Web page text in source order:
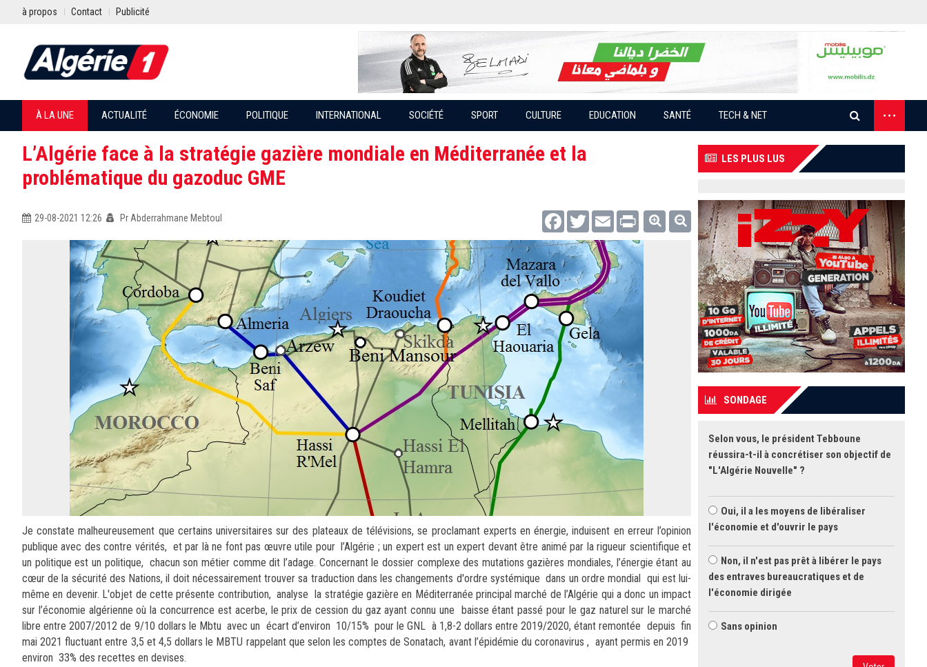
à propos Contact Publicité
À LA UNE ACTUALITÉ ÉCONOMIE POLITIQUE INTERNATIONAL SOCIÉTÉ SPORT CULTURE EDUCATION SANTÉ TECH & NET
...
L’Algérie face à la stratégie gazière mondiale en Méditerranée et la
problématique du gazoduc GME
29-08-2021 12:26 Pr Abderrahmane Mebtoul FacebookTwitter Email Print
Je constate malheureusement que certains universitaires sur des plateaux de télévisions, se proclamant experts en énergie, induisent en erreur l’opinion
publique avec des contre vérités, et par là ne font pas œuvre utile pour l’Algérie ; un expert est un expert devant être animé par la rigueur scientifique et
un politique est un politique, chacun son métier comme dit l’adage. Concernant le dossier complexe des mutations gazières mondiales, l’énergie étant au
cœur de la sécurité des Nations, il doit nécessairement trouver sa traduction dans les changements d'ordre systémique dans un ordre mondial qui est lui-
même en devenir. L'objet de cette présente contribution, analyse la stratégie gazière en Méditerranée principal marché de l’Algérie qui a donc un impact
sur l’économie algérienne où la concurrence est acerbe, le prix de cession du gaz ayant connu une baisse étant passé pour le gaz naturel sur le marché
libre entre 2007/2012 de 9/10 dollars le Mbtu avec un écart d’environ 10/15% pour le GNL à 1,8-2 dollars entre 2019/2020, étant remontée depuis fin
mai 2021 fluctuant entre 3,5 et 4,5 dollars le MBTU rappelant que selon les comptes de Sonatach, avant l’épidémie du coronavirus , ayant permis en 2019
environ 33% des recettes en devises.
LES PLUS LUS
SONDAGE
Selon vous, le président Tebboune
réussira-t-il à concrétiser son objectif de
"L'Algérie Nouvelle" ?
Oui, il a les moyens de libéraliser
l'économie et d'ouvrir le pays
Non, il n'est pas prêt à libérer le pays
des entraves bureaucratiques et de
l'économie dirigée
Sans opinion